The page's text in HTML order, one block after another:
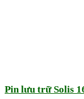
Pin lưu trữ Solis